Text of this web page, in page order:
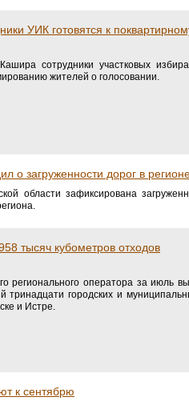
УИК готовятся к
сотрудники участковых
жителей о голосовании.
о загруженности дорог в
области зафиксирована
тысяч кубометров отходов
регионального оператора за июль
тринадцати городских и
и Истре.
к сентябрю